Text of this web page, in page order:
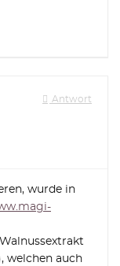
Antwort
wurde in
welchen auch